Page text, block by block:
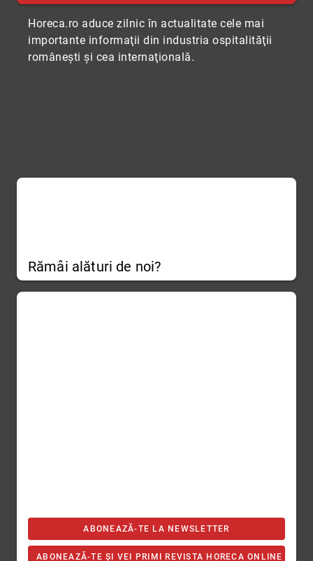
Horeca.ro aduce zilnic în actualitate cele mai
importante informaţii din industria ospitalităţii
româneşti şi cea internaţională.
Rămâi alături de noi?
ABONEAZĂ-TE LA NEWSLETTER
ABONEAZĂ-TE ȘI VEI PRIMI REVISTA HORECA ONLINE